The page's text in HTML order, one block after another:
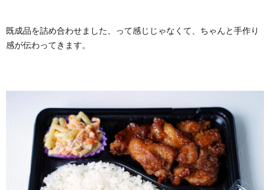
既成品を詰め合わせました、って感じじゃなくて、ちゃんと手作り
感が伝わってきます。